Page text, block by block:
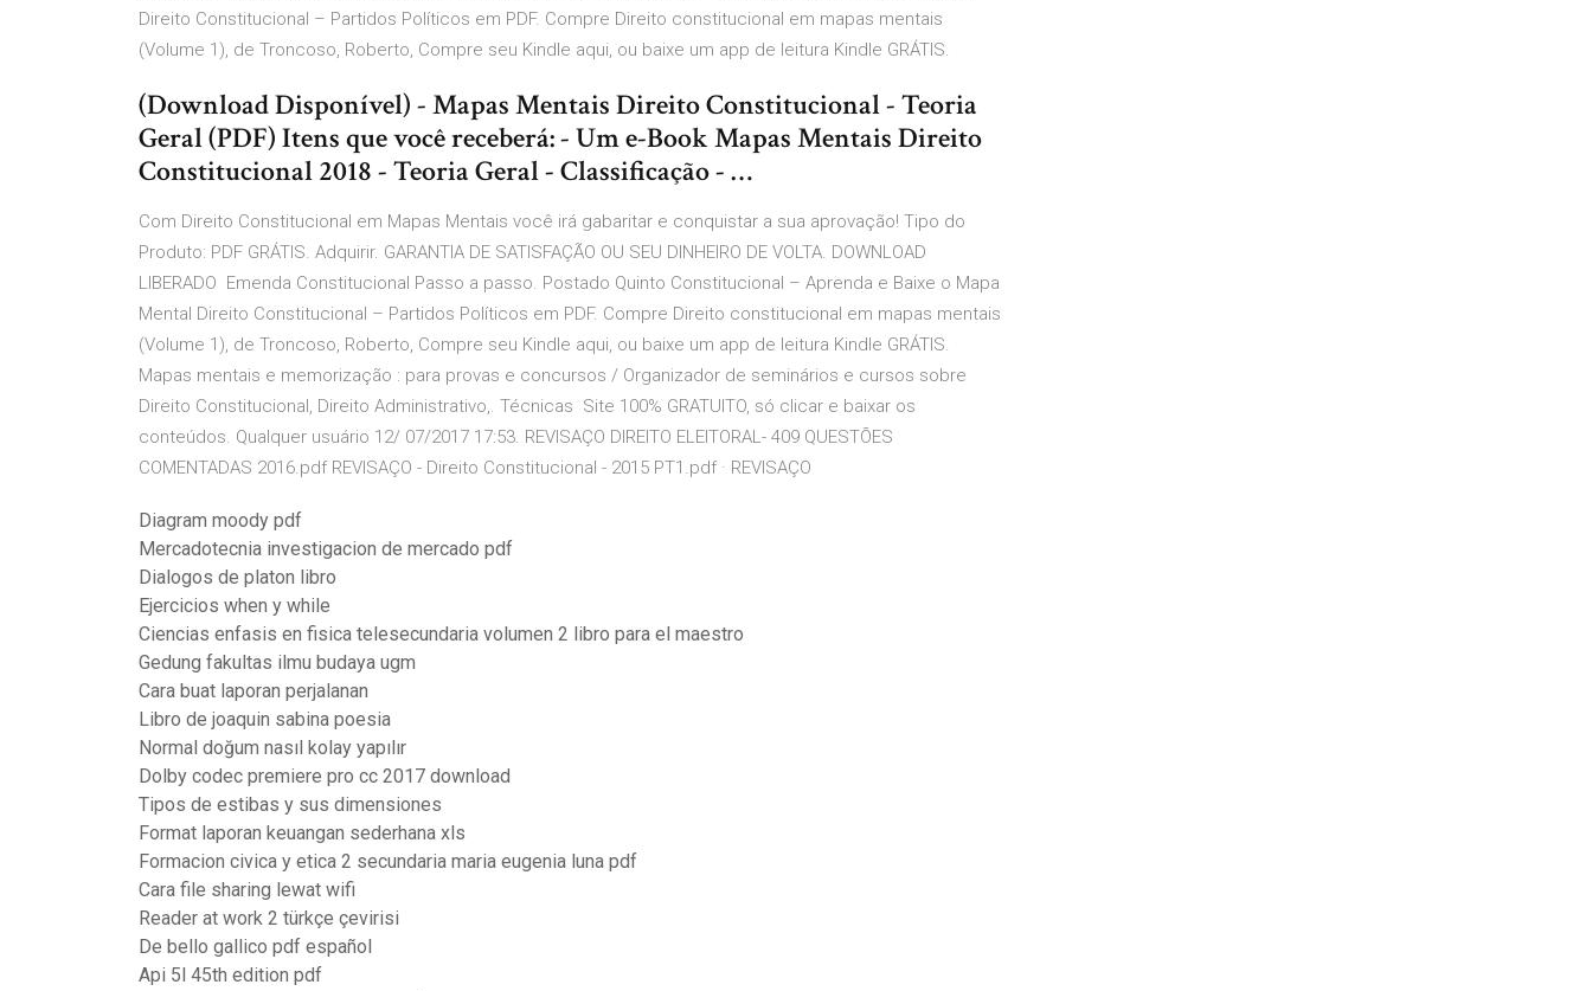
Direito Constitucional – Partidos Políticos em PDF. Compre Direito constitucional em mapas mentais
(Volume 1), de Troncoso, Roberto, Compre seu Kindle aqui, ou baixe um app de leitura Kindle GRÁTIS.
(Download Disponível) - Mapas Mentais Direito Constitucional - Teoria
Geral (PDF) Itens que você receberá: - Um e-Book Mapas Mentais Direito
Constitucional 2018 - Teoria Geral - Classificação - …
Com Direito Constitucional em Mapas Mentais você irá gabaritar e conquistar a sua aprovação! Tipo do
Produto: PDF GRÁTIS. Adquirir. GARANTIA DE SATISFAÇÃO OU SEU DINHEIRO DE VOLTA. DOWNLOAD
LIBERADO Emenda Constitucional Passo a passo. Postado Quinto Constitucional – Aprenda e Baixe o Mapa
Mental Direito Constitucional – Partidos Políticos em PDF. Compre Direito constitucional em mapas mentais
(Volume 1), de Troncoso, Roberto, Compre seu Kindle aqui, ou baixe um app de leitura Kindle GRÁTIS.
Mapas mentais e memorização : para provas e concursos / Organizador de seminários e cursos sobre
Direito Constitucional, Direito Administrativo,. Técnicas Site 100% GRATUITO, só clicar e baixar os
conteúdos. Qualquer usuário 12/ 07/2017 17:53. REVISAÇO DIREITO ELEITORAL- 409 QUESTÕES
COMENTADAS 2016.pdf REVISAÇO - Direito Constitucional - 2015 PT1.pdf · REVISAÇO
Diagram moody pdf
Mercadotecnia investigacion de mercado pdf
Dialogos de platon libro
Ejercicios when y while
Ciencias enfasis en fisica telesecundaria volumen 2 libro para el maestro
Gedung fakultas ilmu budaya ugm
Cara buat laporan perjalanan
Libro de joaquin sabina poesia
Normal doğum nasıl kolay yapılır
Dolby codec premiere pro cc 2017 download
Tipos de estibas y sus dimensiones
Format laporan keuangan sederhana xls
Formacion civica y etica 2 secundaria maria eugenia luna pdf
Cara file sharing lewat wifi
Reader at work 2 türkçe çevirisi
De bello gallico pdf español
Api 5l 45th edition pdf